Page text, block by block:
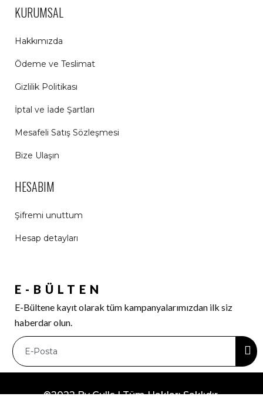
KURUMSAL
Hakkımızda
Ödeme ve Teslimat
Gizlilik Politikası
İptal ve İade Şartları
Mesafeli Satış Sözleşmesi
Bize Ulaşın
HESABIM
Şifremi unuttum
Hesap detayları
E-BÜLTEN
E-Bültene kayıt olarak tüm kampanyalarımızdan ilk siz
haberdar olun.
©2022 By Gulls | Tüm Hakları Saklıdır.